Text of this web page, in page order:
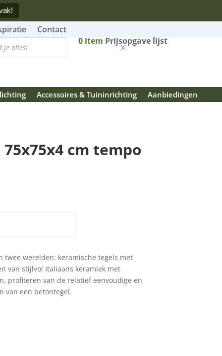
Contact
0 item Prijsopgave lijst
X
Accessoires & Tuininrichting Aanbiedingen
cm tempo
twee werelden: keramische tegels met
van stijlvol Italiaans keramiek met
profiteren van de relatief eenvoudige en
van een betontegel.